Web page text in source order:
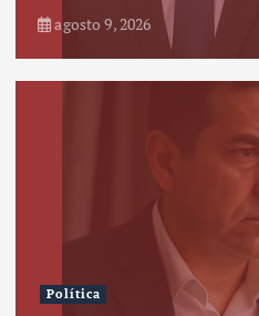
agosto 9, 2026
Política